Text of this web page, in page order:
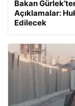
Bakan
Açıklamalar:
Edilecek